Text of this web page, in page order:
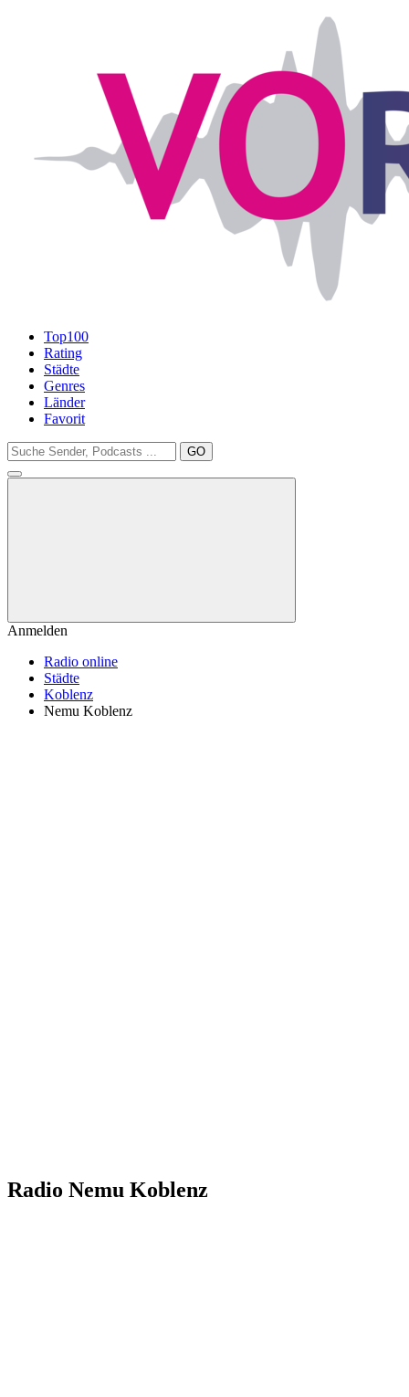
Top100
Rating
Städte
Genres
Länder
Favorit
GO
Anmelden
Radio online
Städte
Koblenz
Nemu Koblenz
Radio Nemu Koblenz